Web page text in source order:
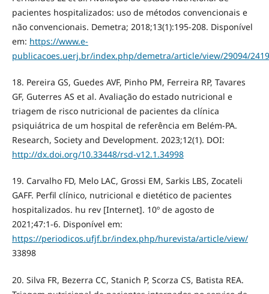
pacientes hospitalizados: uso de métodos convencionais e
não convencionais. Demetra; 2018;13(1):195-208. Disponível
em: https://www.e-
publicacoes.uerj.br/index.php/demetra/article/view/29094/
18. Pereira GS, Guedes AVF, Pinho PM, Ferreira RP, Tavares
GF, Guterres AS et al. Avaliação do estado nutricional e
triagem de risco nutricional de pacientes da clínica
psiquiátrica de um hospital de referência em Belém-PA.
Research, Society and Development. 2023;12(1). DOI:
http://dx.doi.org/10.33448/rsd-v12.1.34998
19. Carvalho FD, Melo LAC, Grossi EM, Sarkis LBS, Zocateli
GAFF. Perfil clínico, nutricional e dietético de pacientes
hospitalizados. hu rev [Internet]. 10º de agosto de
2021;47:1-6. Disponível em:
https://periodicos.ufjf.br/index.php/hurevista/article/view/
33898
20. Silva FR, Bezerra CC, Stanich P, Scorza CS, Batista REA.